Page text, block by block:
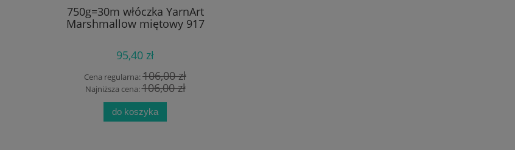
750g=30m włóczka YarnArt
Marshmallow miętowy 917
95,40 zł
Cena regularna:106,00 zł
Najniższa cena:106,00 zł
do koszyka